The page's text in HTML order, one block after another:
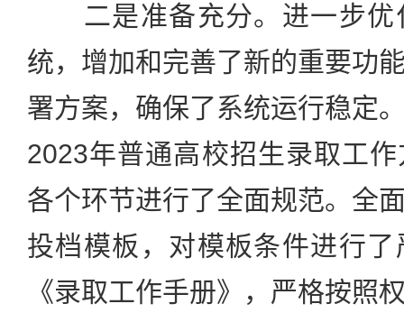
二是准备充分。进一步优
统，增加和完善了新的重要功
署方案，确保了系统运行稳定
2023年普通高校招生录取工
各个环节进行了全面规范。全
投档模板，对模板条件进行
《录取工作手册》，严格按照